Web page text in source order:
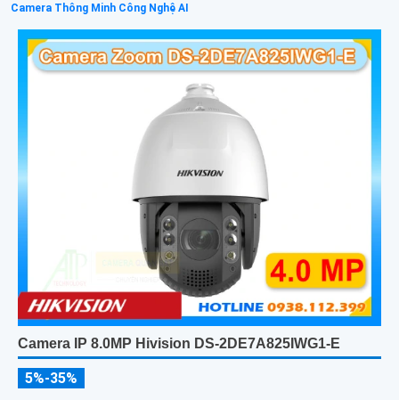
Camera Thông Minh Công Nghệ AI
Camera IP 8.0MP Hivision DS-2DE7A825IWG1-E
5%-35%